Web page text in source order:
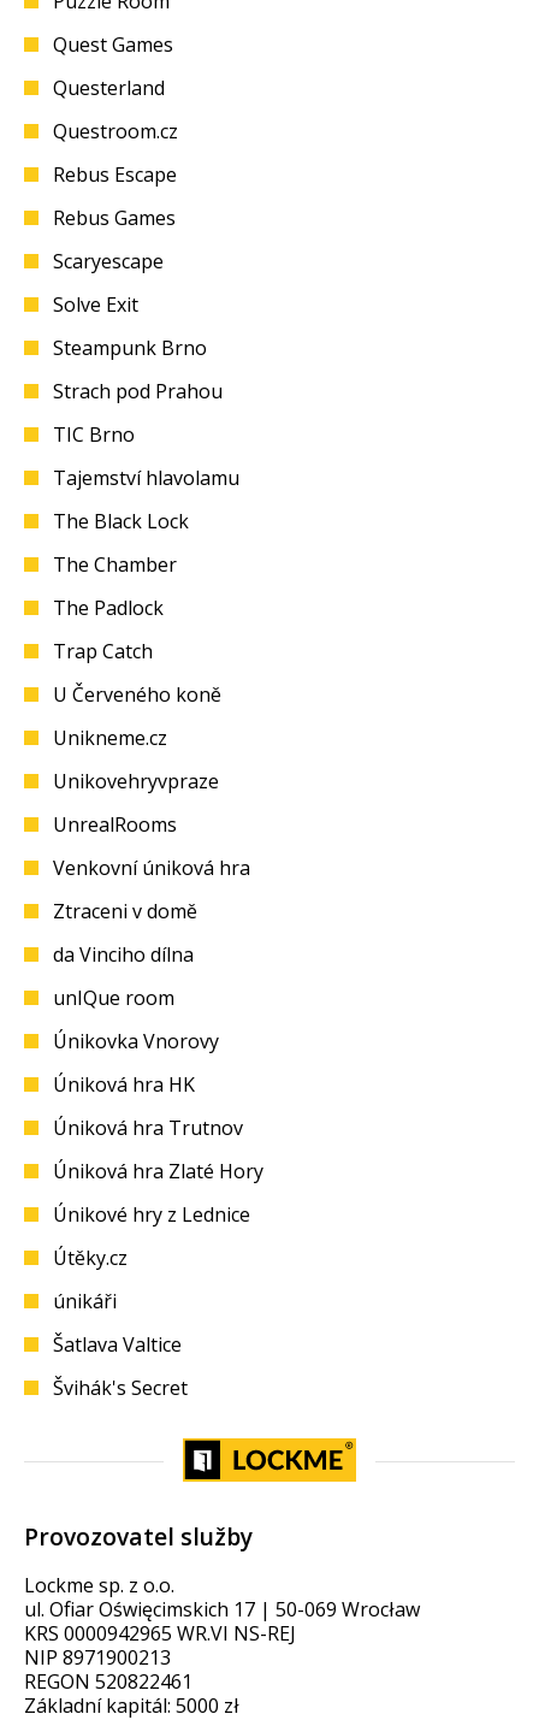
Quest Games
Questerland
Questroom.cz
Rebus Escape
Rebus Games
Scaryescape
Solve Exit
Steampunk Brno
Strach pod Prahou
TIC Brno
Tajemství hlavolamu
The Black Lock
The Chamber
The Padlock
Trap Catch
U Červeného koně
Unikneme.cz
Unikovehryvpraze
UnrealRooms
Venkovní úniková hra
Ztraceni v domě
da Vinciho dílna
unIQue room
Únikovka Vnorovy
Úniková hra HK
Úniková hra Trutnov
Úniková hra Zlaté Hory
Únikové hry z Lednice
Útěky.cz
únikáři
Šatlava Valtice
Švihák's Secret
Provozovatel služby
Lockme sp. z o.o.
ul. Ofiar Oświęcimskich 17 | 50-069 Wrocław
KRS 0000942965 WR.VI NS-REJ
NIP 8971900213
REGON 520822461
Základní kapitál: 5000 zł